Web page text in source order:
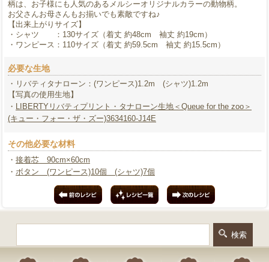
柄は、お子様にも人気のあるメルシーオリジナルカラーの動物柄。
お父さんお母さんもお揃いでも素敵ですね♪
【出来上がりサイズ】
・シャツ ：130サイズ（着丈 約48cm 袖丈 約19cm）
・ワンピース：110サイズ（着丈 約59.5cm 袖丈 約15.5cm）
必要な生地
・リバティタナローン：(ワンピース)1.2m (シャツ)1.2m
【写真の使用生地】
・ LIBERTYリバティプリント・タナローン生地＜Queue for the zoo＞
(キュー・フォー・ザ・ズー)3634160-J14E
その他必要な材料
・ 接着芯 90cm×60cm
・ ボタン (ワンピース)10個 (シャツ)7個